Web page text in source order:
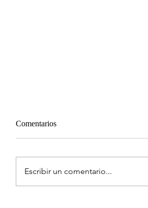
Comentarios
Escribir un comentario...